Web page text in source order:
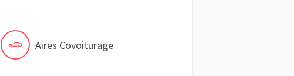
Aires Covoiturage